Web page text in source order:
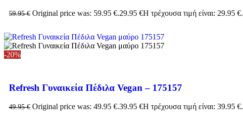
59.95€ Original price was: 59.95 €.29.95 €Η τρέχουσα τιμή είναι: 29.95 €.
-20%
Refresh Γυναικεία Πέδιλα Vegan – 175157
49.95€ Original price was: 49.95 €.39.95 €Η τρέχουσα τιμή είναι: 39.95 €.